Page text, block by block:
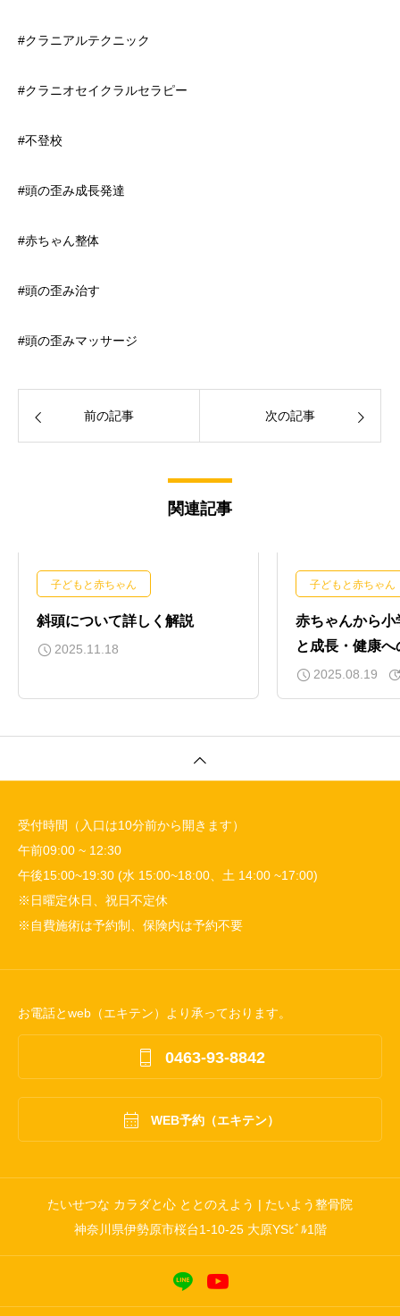
#クラニアルテクニック
#クラニオセイクラルセラピー
#不登校
#頭の歪み成長発達
#赤ちゃん整体
#頭の歪み治す
#頭の歪みマッサージ
前の記事 次の記事
関連記事
子どもと赤ちゃん
斜頭について詳しく解説
2025.11.18
子どもと赤ちゃん
赤ちゃんから
と成長・健康へ
2025.08.19
受付時間（入口は10分前から開きます）
午前09:00 ~ 12:30
午後15:00~19:30 (水 15:00~18:00、土 14:00 ~17:00)
※日曜定休日、祝日不定休
※自費施術は予約制、保険内は予約不要
お電話とweb（エキテン）より承っております。
 0463-93-8842
 WEB予約（エキテン）
たいせつな カラダと心 ととのえよう | たいよう整骨院
神奈川県伊勢原市桜台1-10-25 大原YSﾋﾞﾙ1階